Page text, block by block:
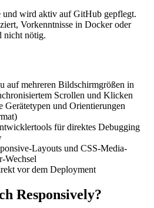
und wird aktiv auf GitHub gepflegt.
Vorkenntnisse in Docker oder
nicht nötig.
auf mehreren Bildschirmgrößen in
Scrollen und Klicken
Gerätetypen und Orientierungen
für direktes Debugging
Layouts und CSS-Media-
Wechsel
vor dem Deployment
Responsively?